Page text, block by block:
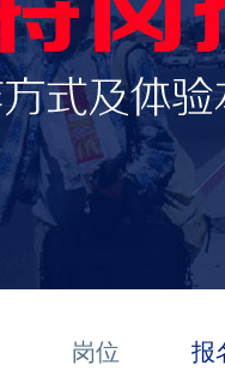
岗位 报